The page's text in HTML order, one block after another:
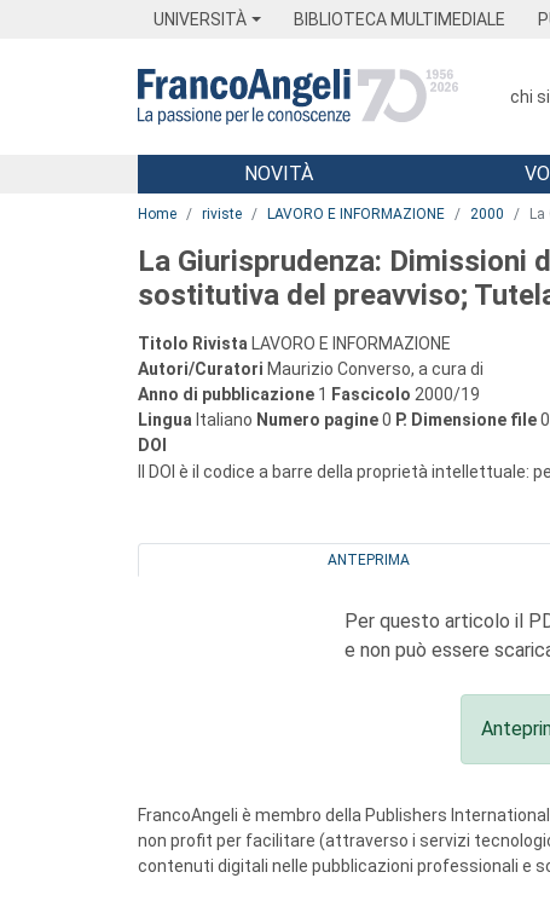
UNIVERSITÀ BIBLIOTECA MULTIMEDIALE
chi
Menu
NOVITÀ
Home riviste LAVORO E INFORMAZIONE 2000
La Giurisprudenza: Dimissioni
sostitutiva del preavviso;
Titolo Rivista LAVORO E INFORMAZIONE
Autori/Curatori Maurizio Converso, a cura di
Anno di pubblicazione 1 Fascicolo 2000/19
Lingua Italiano Numero pagine0 P. Dimensione file
DOI
Il DOI è il codice a barre della proprietà intellettuale:
ANTEPRIMA
Per questo articolo il
e non può essere
FrancoAngeli è membro della Publishers
non profit per facilitare (attraverso i servizi
contenuti digitali nelle pubblicazioni professionali e